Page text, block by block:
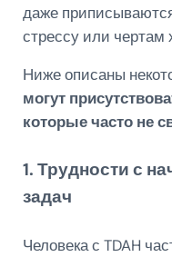
даже
стрессу или чертам
Ниже описаны
могут
которые часто не
1. Трудности с
задач
Человека с TDAH